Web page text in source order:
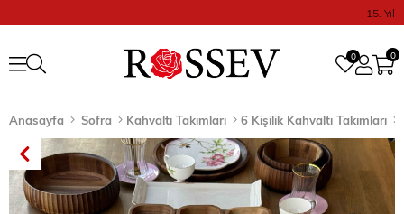
15. Yıl
0
0
Anasayfa Sofra Kahvaltı Takımları 6 Kişilik Kahvaltı Takımları